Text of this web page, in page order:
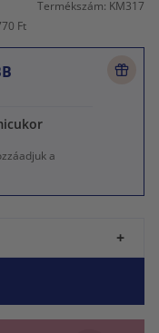
Termékszám: KM317
Ft
a
+